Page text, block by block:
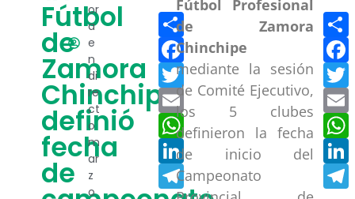
Fútbol
de
Zamora
Chinchipe
definió
fecha
de
or
a
e
n
di
re
ct
o
m
ar
z
o
Facebook
Twitter
Email
WhatsApp
LinkedIn
Telegram
Fútbol Profesional
de Zamora
Chinchipe
mediante la sesión
de Comité Ejecutivo,
los 5 clubes
definieron la fecha
de inicio del
Campeonato